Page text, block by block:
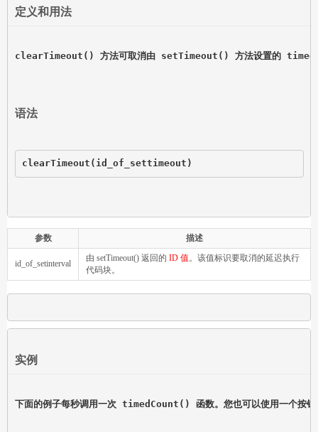
定义和用法
clearTimeout() 方法可取消由 setTimeout() 方法设置的
语法
clearTimeout(id_of_settimeout)
参数 描述
id_of_setinterval
由 setTimeout() 返回的 ID 值。该值标识要取消的延迟执行
代码块。
实例
下面的例子每秒调用一次 timedCount() 函数。您也可以使用一个按钮